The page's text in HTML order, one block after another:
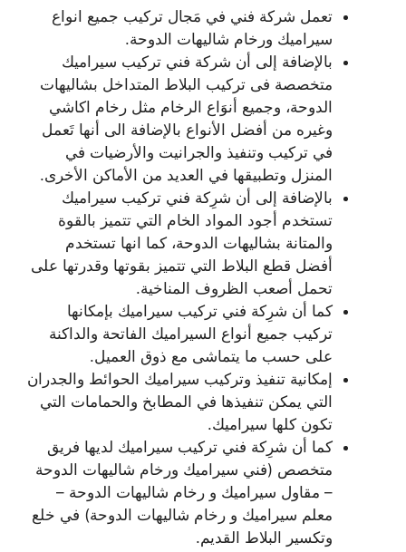
تعمل شركة فني في مَجال تركيب جميع انواع
سيراميك ورخام شاليهات الدوحة.
بالإضافة إلى أن شركة فني تركيب سيراميك
متخصصة فى تركيب البلاط المتداخل بشاليهات
الدوحة، وجميع أنوَاع الرخام مثل رخام اكاشي
وغيره من أفضل الأنواع بالإضافة الى أنها تَعمل
في تركيب وتنفيذ والجرانيت والأرضيات في
المنزل وتطبيقها في العديد من الأماكن الأخرى.
بالإضافة إلى أن شرِكة فني تركيب سيراميك
تستخدم أجود المواد الخام التي تتميز بالقوة
والمتانة بشاليهات الدوحة، كما انها تستخدم
أفضل قطع البلاط التي تتميز بقوتها وقدرتها على
تحمل أصعب الظروف المناخية.
كما أن شرِكة فني تركيب سيراميك بإمكانها
تركيب جميع أنواع السيراميك الفاتحة والداكنة
على حسب ما يتماشى مع ذوق العميل.
إمكانية تنفيذ وتركيب سيراميك الحوائط والجدران
التي يمكن تنفيذها في المطابخ والحمامات التي
تكون كلها سيراميك.
كما أن شرِكة فني تركيب سيراميك لديها فريق
متخصص (فني سيراميك ورخام شاليهات الدوحة
– مقاول سيراميك و رخام شاليهات الدوحة –
معلم سيراميك و رخام شاليهات الدوحة) في خلع
وتكسير البلاط القديم.